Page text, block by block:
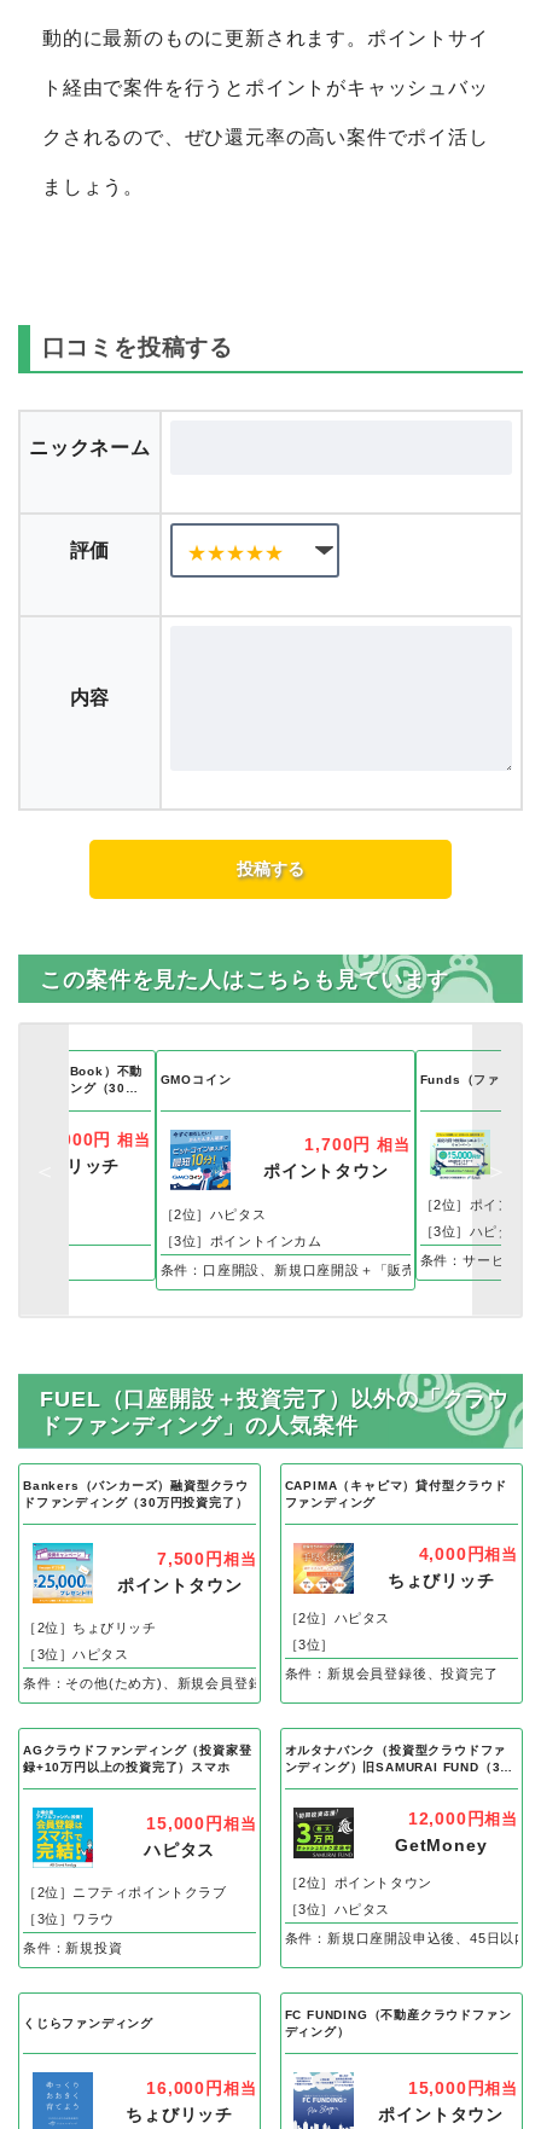
動的に最新のものに更新されます。ポイントサイ
ト経由で案件を行うとポイントがキャッシュバッ
クされるので、ぜひ還元率の高い案件でポイ活し
ましょう。
口コミを投稿する
ニックネーム
評価
内容
この案件を見た人はこちらも見ています
案件への20万円以上の出資・運用で
（OwnersBook）不動
ファンディング（30万
3,000円 相当
ちょびリッチ
GMOコイン
1,700円 相当
ポイントタウン
［2位］ハピタス
［3位］ポイントインカム
条件：口座開設、新規口座開設＋「販売所」でアルトコイ
Funds（ファンズ
［2位］ポイント
［3位］ハピタス
条件：サービス契
FUEL（口座開設＋投資完了）以外の「クラウ
ドファンディング」の人気案件
Bankers（バンカーズ）融資型クラウ
ドファンディング（30万円投資完了）
7,500円 相当
ポイントタウン
［2位］ちょびリッチ
［3位］ハピタス
条件：その他(ため方)、新規会員登録後、90日以内に50万円以上の投資完了で
CAPIMA（キャピマ）貸付型クラウド
ファンディング
4,000円相当
ちょびリッチ
［2位］ハピタス
［3位］
条件：新規会員登録後、投資完了
AGクラウドファンディング（投資家登
録+10万円以上の投資完了）スマホ
15,000円 相当
ハピタス
［2位］ニフティポイントクラブ
［3位］ワラウ
条件：新規投資
オルタナバンク（投資型クラウドファ
ンディング）旧SAMURAI FUND（30
12,000円相当
GetMoney
［2位］ポイントタウン
［3位］ハピタス
条件：新規口座開設申込後、45日以内
くじらファンディング
16,000円 相当
ちょびリッチ
FC FUNDING（不動産クラウドファン
ディング）
15,000円相当
ポイントタウン